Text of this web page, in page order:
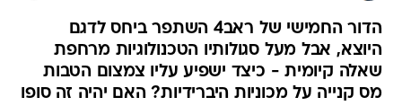
הדור החמישי של ראב4 השתפר ביחס לדגם
היוצא, אבל מעל סגולותיו הטכנולוגיות מרחפת
שאלה קיומית - כיצד ישפיע עליו צמצום הטבות
מס קנייה על מכוניות היברידיות? האם יהיה זה סופו